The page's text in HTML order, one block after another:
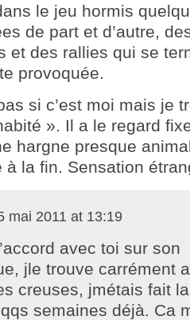
le jeu hormis
de part et d’autre,
et des rallies qui se
provoquée.
si c’est moi mais je
». Il a le regard
hargne presque
à la fin. Sensation
mai 2011 at 13:19
avec toi sur son
jle trouve carrément
creuses, jmétais fait
semaines déjà. Ca